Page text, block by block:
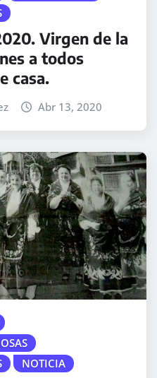
Virgen de la
a todos
casa.
Abr 13, 2020
NOTICIA